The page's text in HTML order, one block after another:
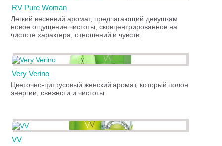
RV Pure Woman
Легкий весенний аромат, предлагающий девушкам
новое ощущение чистоты, сконцентрированное на
чистоте характера, отношений и чувств.
Very Verino
Цветочно-цитрусовый женский аромат, который полон
энергии, свежести и чистоты.
VV